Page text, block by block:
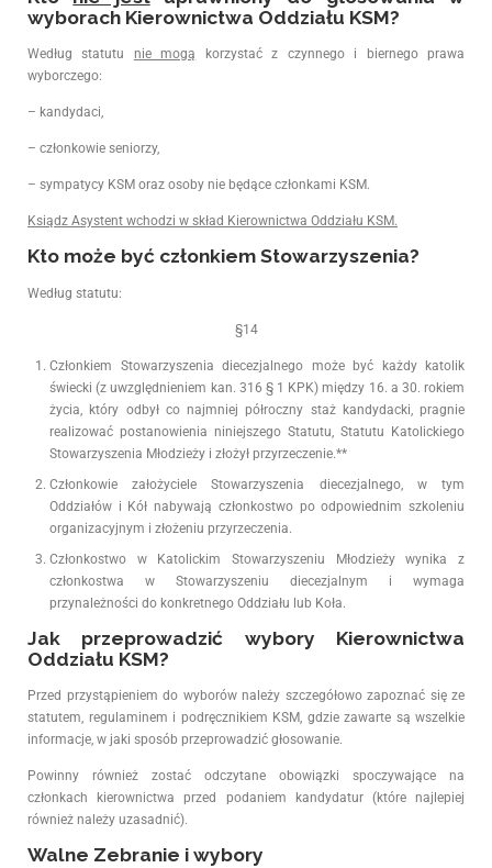
wyborach Kierownictwa Oddziału KSM?
Według statutu nie mogą korzystać z czynnego i biernego prawa
wyborczego:
– kandydaci,
– członkowie seniorzy,
– sympatycy KSM oraz osoby nie będące członkami KSM.
Ksiądz Asystent wchodzi w skład Kierownictwa Oddziału KSM.
Kto może być członkiem Stowarzyszenia?
Według statutu:
§14
Członkiem Stowarzyszenia diecezjalnego może być każdy katolik
świecki (z uwzględnieniem kan. 316 § 1 KPK) między 16. a 30. rokiem
życia, który odbył co najmniej półroczny staż kandydacki, pragnie
realizować postanowienia niniejszego Statutu, Statutu Katolickiego
Stowarzyszenia Młodzieży i złożył przyrzeczenie.**
Członkowie założyciele Stowarzyszenia diecezjalnego, w tym
Oddziałów i Kół nabywają członkostwo po odpowiednim szkoleniu
organizacyjnym i złożeniu przyrzeczenia.
Członkostwo w Katolickim Stowarzyszeniu Młodzieży wynika z
członkostwa w Stowarzyszeniu diecezjalnym i wymaga
przynależności do konkretnego Oddziału lub Koła.
Jak przeprowadzić wybory Kierownictwa
Oddziału KSM?
Przed przystąpieniem do wyborów należy szczegółowo zapoznać się ze
statutem, regulaminem i podręcznikiem KSM, gdzie zawarte są wszelkie
informacje, w jaki sposób przeprowadzić głosowanie.
Powinny również zostać odczytane obowiązki spoczywające na
członkach kierownictwa przed podaniem kandydatur (które najlepiej
również należy uzasadnić).
Walne Zebranie i wybory